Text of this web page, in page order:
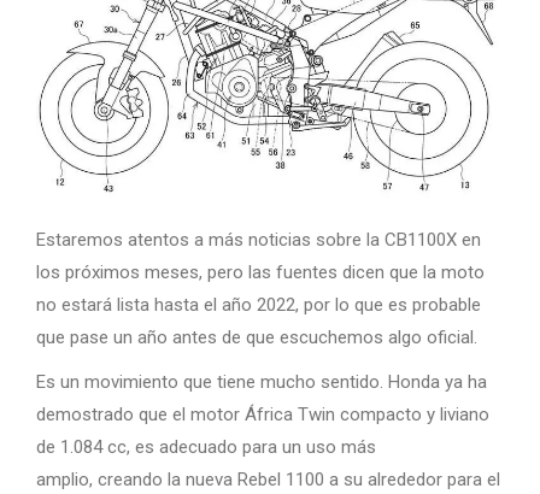
Estaremos atentos a más noticias sobre la CB1100X en
los próximos meses, pero las fuentes dicen que la moto
no estará lista hasta el año 2022, por lo que es probable
que pase un año antes de que escuchemos algo oficial.
Es un movimiento que tiene mucho sentido. Honda ya ha
demostrado que el motor África Twin compacto y liviano
de 1.084 cc, es adecuado para un uso más
amplio, creando la nueva Rebel 1100 a su alrededor para el